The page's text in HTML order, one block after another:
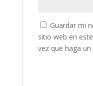
Guardar mi
sitio web en
vez que haga